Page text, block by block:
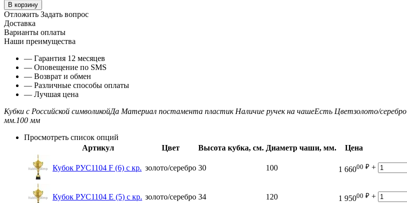
В корзину
Отложить Задать вопрос
Доставка
Варианты оплаты
Наши преимущества
— Гарантия 12 месяцев
— Оповещение по SMS
— Возврат и обмен
— Различные способы оплаты
— Лучшая цена
Кубки с Российской символикойДа Материал постамента пластик Наличие ручек на чашеЕсть Цветзолото/серебро
мм.100 мм
Просмотреть список опций
Артикул
Цвет Высота кубка, см. Диаметр чаши, мм. Цена
Кубок РУС1104 F (6) с кр. золото/серебро 30 100 1 66000 ₽ +
Кубок РУС1104 E (5) с кр. золото/серебро 34 120 1 95000 ₽ +